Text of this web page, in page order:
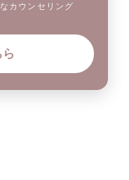
カウンセリング